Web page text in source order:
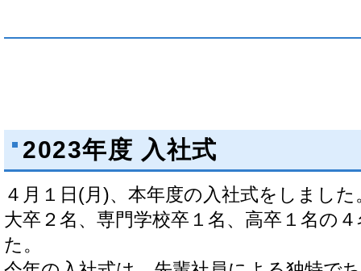
2023年度 入社式
４月１日(月)、本年度の入社式をしました
大卒２名、専門学校卒１名、高卒１名の
た。